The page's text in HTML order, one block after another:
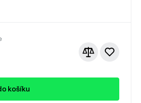
košíku